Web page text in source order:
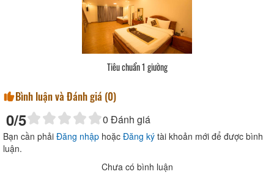
Tiêu chuẩn 1 giường
Bình luận và Đánh giá (0)
0/5 0 Đánh giá
Bạn cần phải Đăng nhập hoặc Đăng ký tài khoản mới để được bình
luận.
Chưa có bình luận